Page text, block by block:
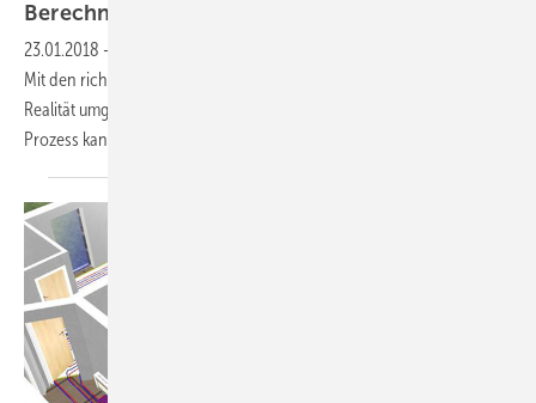
Berechnungen
23.01.2018 -
Mit den richtigen, digitalen Hilfsmitteln, kann das sehr schnell in die
Realität umgesetzt werden. Eine technische Softwarelösung im BIM-
Prozess kann TGA-Planern und SHK-Betrieben besonders